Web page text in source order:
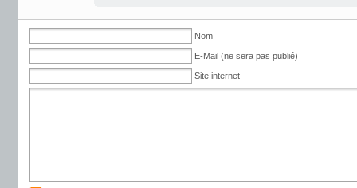
Nom
E-Mail (ne sera pas publié)
Site internet